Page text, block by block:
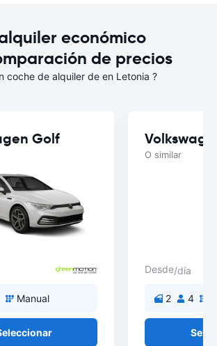
económico
de precios
coche de alquiler de en Letonia ?
Golf
Manual
O similar
Desde/día
2 4